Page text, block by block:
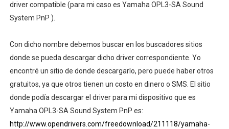
driver compatible (para mi caso es Yamaha OPL3-SA Sound
System PnP ).
Con dicho nombre debemos buscar en los buscadores sitios
donde se pueda descargar dicho driver correspondiente. Yo
encontré un sitio de donde descargarlo, pero puede haber otros
gratuitos, ya que otros tienen un costo en dinero o SMS. El sitio
donde podía descargar el driver para mi dispositivo que es
Yamaha OPL3-SA Sound System PnP es:
http://www.opendrivers.com/freedownload/211118/yamaha-